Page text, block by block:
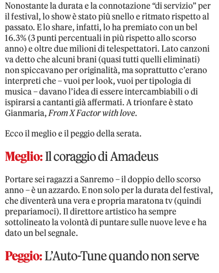
Nonostante la durata e la connotazione “di servizio” per
il festival, lo show è stato più snello e ritmato rispetto al
passato. E lo share, infatti, lo ha premiato con un bel
16.3% (3 punti percentuali in più rispetto allo scorso
anno) e oltre due milioni di telespettatori. Lato canzoni
va detto che alcuni brani (quasi tutti quelli eliminati)
non spiccavano per originalità, ma soprattutto c’erano
interpreti che – vuoi per look, vuoi per tipologia di
musica – davano l’idea di essere intercambiabili o di
ispirarsi a cantanti già affermati. A trionfare è stato
Gianmaria,From X Factor with love.
Ecco il meglio e il peggio della serata.
Meglio:Il coraggio di Amadeus
Portare sei ragazzi a Sanremo – il doppio dello scorso
anno – è un azzardo. E non solo per la durata del festival,
che diventerà una vera e propria maratona tv (quindi
prepariamoci). Il direttore artistico ha sempre
sottolineato la volontà di puntare sulle nuove leve e ha
dato un bel segnale.
Peggio:L’Auto-Tune quando non serve